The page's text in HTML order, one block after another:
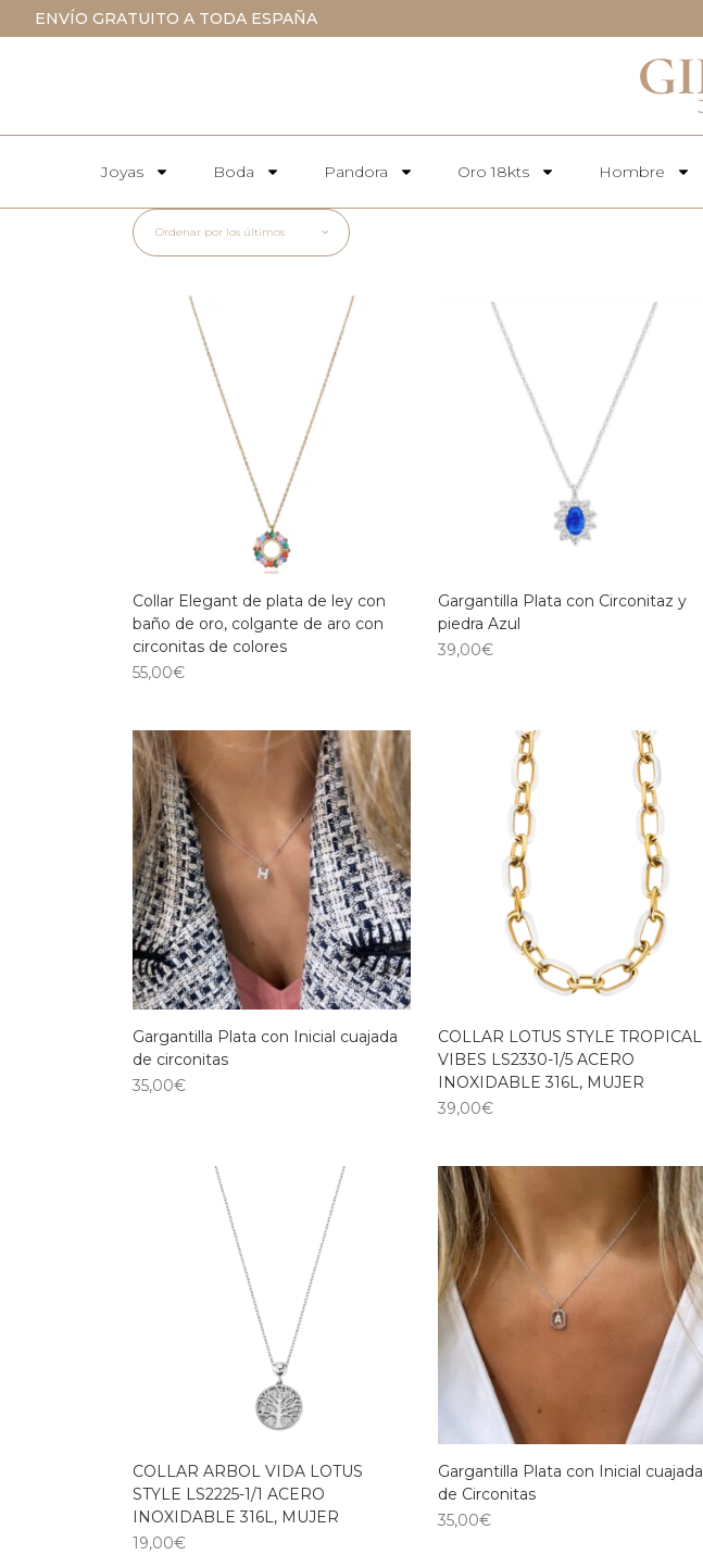
ENVÍO GRATUITO A TODA ESPAÑA
Joyas Boda Pandora Oro 18kts Hombre
Ordenar por los últimos
Collar Elegant de plata de ley con
baño de oro, colgante de aro con
circonitas de colores
55,00€
Gargantilla Plata con Circonitaz y
piedra Azul
39,00€
Gargantilla Plata con Inicial cuajada
de circonitas
35,00€
COLLAR LOTUS STYLE TROPICAL
VIBES LS2330-1/5 ACERO
INOXIDABLE 316L, MUJER
39,00€
COLLAR ARBOL VIDA LOTUS
STYLE LS2225-1/1 ACERO
INOXIDABLE 316L, MUJER
19,00€
Gargantilla Plata con Inicial cuajada
de Circonitas
35,00€